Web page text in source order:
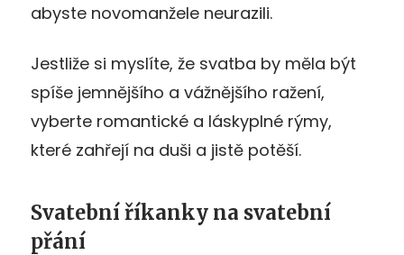
abyste novomanžele neurazili.
Jestliže si myslíte, že svatba by měla být
spíše jemnějšího a vážnějšího ražení,
vyberte romantické a láskyplné rýmy,
které zahřejí na duši a jistě potěší.
Svatební říkanky na svatební
přání